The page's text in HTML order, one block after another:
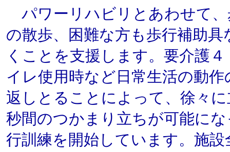
パワーリハビリとあわせて、
の散歩、困難な方も歩行補助
くことを支援します。要介護
イレ使用時など日常生活の動
返しとることによって、徐々
秒間のつかまり立ちが可能に
行訓練を開始しています。施